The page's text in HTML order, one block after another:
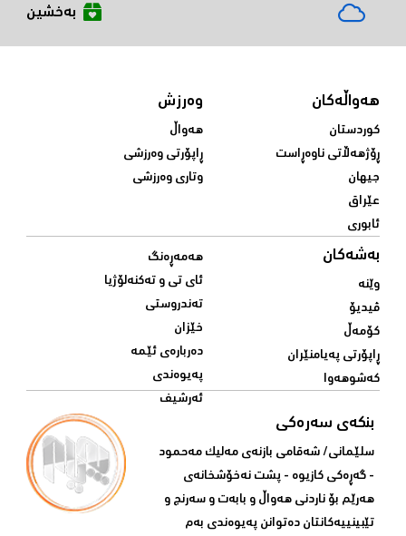
بەخشین
هەواڵەکان
کوردستان
ڕۆژهەڵاتی ناوەڕاست
جیهان
عێراق
ئابوری
وەرزش
هەواڵ
ڕاپۆرتی وەرزشی
وتاری وەرزشی
بەشەکان
وێنە
ڤیدیۆ
کۆمەڵ
ڕاپۆرتی پەیامنێران
کەشوهەوا
هەمەڕەنگ
ئای تی و تەکنەلۆژیا
تەندروستی
خێزان
دەربارەی ئێمە
پەیوەندی
ئەرشیف
بنکەی سەرەکی
سلێمانی/ شه‌قامی بازنه‌ی مه‌لیک مه‌حمود
- گه‌ڕه‌کی کازیوه‌ - پشت نه‌خۆشخانه‌ی‌
هه‌رێم بۆ ناردنی‌ هه‌واڵ و بابه‌ت و سه‌رنج و
تێبینییه‌كانتان ده‌توانن په‌یوه‌ندی‌ به‌م